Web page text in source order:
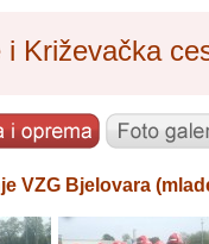
i Križevačka
VZG Bjelovara